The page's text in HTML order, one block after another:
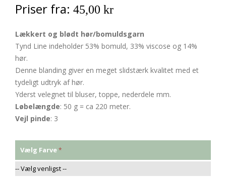
Priser fra: 45,00 kr
Lækkert og blødt hør/bomuldsgarn
Tynd Line indeholder 53% bomuld, 33% viscose og 14%
hør.
Denne blanding giver en meget slidstærk kvalitet med et
tydeligt udtryk af hør.
Yderst velegnet til bluser, toppe, nederdele mm.
Løbelængde: 50 g = ca 220 meter.
Vejl pinde: 3
Vælg Farve